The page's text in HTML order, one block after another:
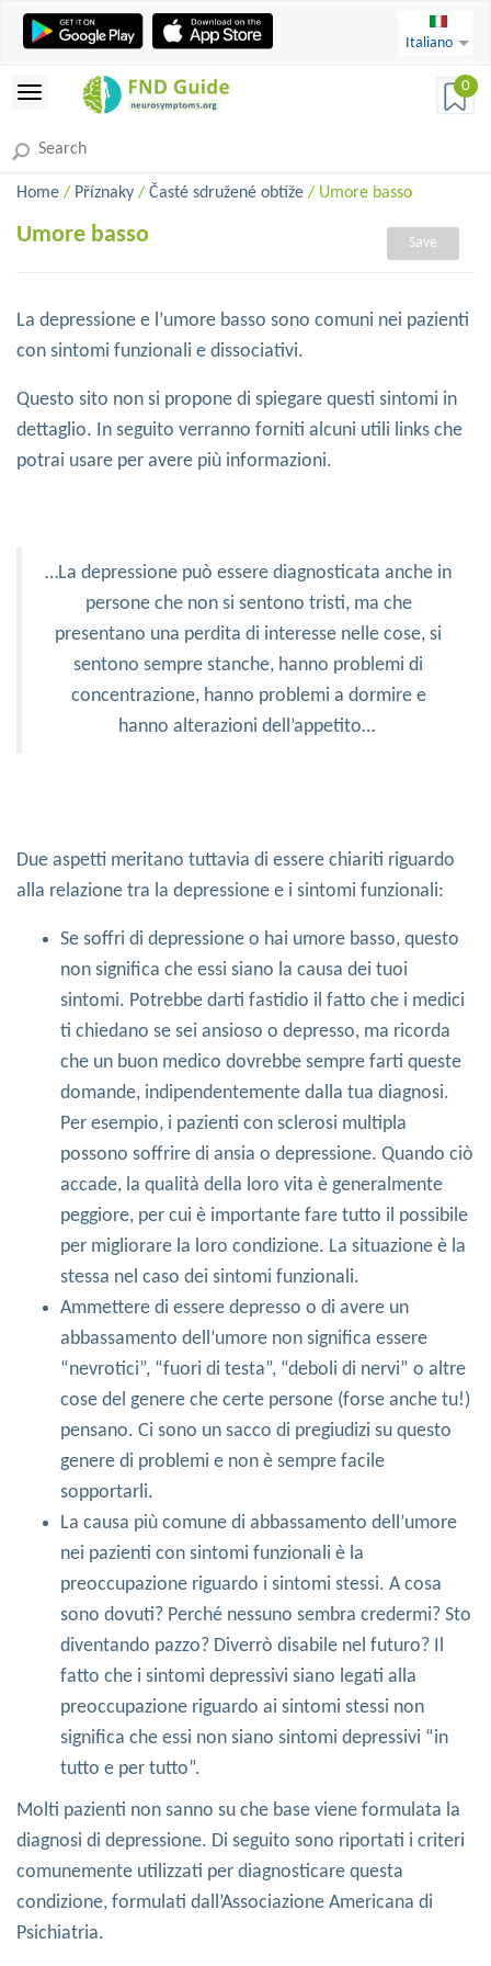
Italiano
0
Home / Příznaky / Časté sdružené obtíže / Umore basso
Umore basso Save
La depressione e l’umore basso sono comuni nei pazienti
con sintomi funzionali e dissociativi.
Questo sito non si propone di spiegare questi sintomi in
dettaglio. In seguito verranno forniti alcuni utili links che
potrai usare per avere più informazioni.
…La depressione può essere diagnosticata anche in
persone che non si sentono tristi, ma che
presentano una perdita di interesse nelle cose, si
sentono sempre stanche, hanno problemi di
concentrazione, hanno problemi a dormire e
hanno alterazioni dell’appetito…
Due aspetti meritano tuttavia di essere chiariti riguardo
alla relazione tra la depressione e i sintomi funzionali:
Se soffri di depressione o hai umore basso, questo
non significa che essi siano la causa dei tuoi
sintomi. Potrebbe darti fastidio il fatto che i medici
ti chiedano se sei ansioso o depresso, ma ricorda
che un buon medico dovrebbe sempre farti queste
domande, indipendentemente dalla tua diagnosi.
Per esempio, i pazienti con sclerosi multipla
possono soffrire di ansia o depressione. Quando ciò
accade, la qualità della loro vita è generalmente
peggiore, per cui è importante fare tutto il possibile
per migliorare la loro condizione. La situazione è la
stessa nel caso dei sintomi funzionali.
Ammettere di essere depresso o di avere un
abbassamento dell’umore non significa essere
“nevrotici”, “fuori di testa”, “deboli di nervi” o altre
cose del genere che certe persone (forse anche tu!)
pensano. Ci sono un sacco di pregiudizi su questo
genere di problemi e non è sempre facile
sopportarli.
La causa più comune di abbassamento dell’umore
nei pazienti con sintomi funzionali è la
preoccupazione riguardo i sintomi stessi. A cosa
sono dovuti? Perché nessuno sembra credermi? Sto
diventando pazzo? Diverrò disabile nel futuro? Il
fatto che i sintomi depressivi siano legati alla
preoccupazione riguardo ai sintomi stessi non
significa che essi non siano sintomi depressivi “in
tutto e per tutto”.
Molti pazienti non sanno su che base viene formulata la
diagnosi di depressione. Di seguito sono riportati i criteri
comunemente utilizzati per diagnosticare questa
condizione, formulati dall’Associazione Americana di
Psichiatria.